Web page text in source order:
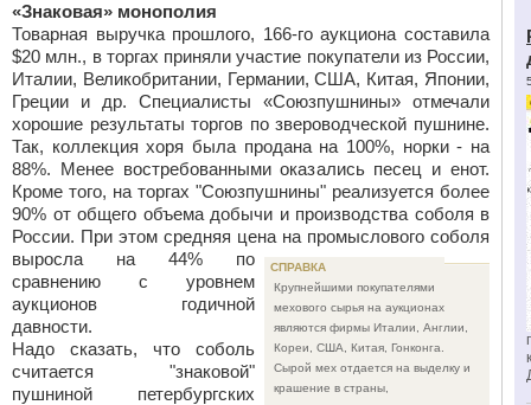
«Знаковая» монополия
Товарная выручка прошлого, 166-го аукциона составила
$20 млн., в торгах приняли участие покупатели из России,
Италии, Великобритании, Германии, США, Китая, Японии,
Греции и др. Специалисты «Союзпушнины» отмечали
хорошие результаты торгов по звероводческой пушнине.
Так, коллекция хоря была продана на 100%, норки - на
88%. Менее востребованными оказались песец и енот.
Кроме того, на торгах "Союзпушнины" реализуется более
90% от общего объема добычи и производства соболя в
России. При этом средняя цена на промыслового соболя
выросла
СПРАВКА
Крупнейшими покупателями
мехового сырья на аукционах
являются фирмы Италии, Англии,
Кореи, США, Китая, Гонконга.
Сырой мех отдается на выделку и
крашение в страны,
на 44% по
сравнению с уровнем
аукционов годичной
давности.
Надо сказать, что соболь
считается "знаковой"
пушниной петербургских